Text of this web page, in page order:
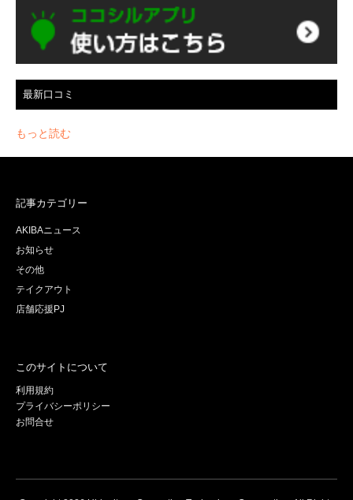
最新口コミ
もっと読む
記事カテゴリー
AKIBAニュース
お知らせ
その他
テイクアウト
店舗応援PJ
このサイトについて
利用規約
プライバシーポリシー
お問合せ